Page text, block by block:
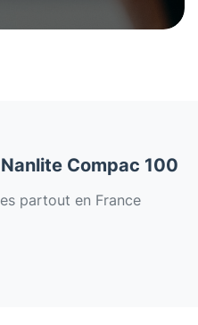
Compac 100
partout en France